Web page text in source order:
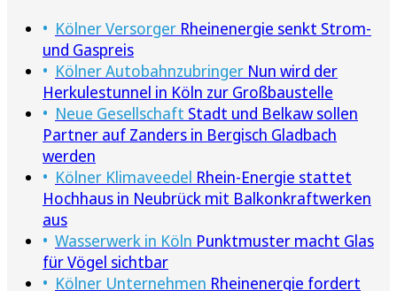
Kölner Versorger Rheinenergie senkt Strom-
und Gaspreis
Kölner Autobahnzubringer Nun wird der
Herkulestunnel in Köln zur Großbaustelle
Neue Gesellschaft Stadt und Belkaw sollen
Partner auf Zanders in Bergisch Gladbach
werden
Kölner Klimaveedel Rhein-Energie stattet
Hochhaus in Neubrück mit Balkonkraftwerken
aus
Wasserwerk in Köln Punktmuster macht Glas
für Vögel sichtbar
Kölner Unternehmen Rheinenergie fordert